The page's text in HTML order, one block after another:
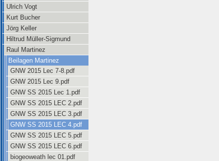
Ulrich Vogt
Kurt Bucher
Jörg Keller
Hiltrud Müller-Sigmund
Raul Martinez
Beilagen Martinez
GNW 2015 Lec 7-8.pdf
GNW 2015 Lec 9.pdf
GNW SS 2015 Lec 1.pdf
GNW SS 2015 LEC 2.pdf
GNW SS 2015 LEC 3.pdf
GNW SS 2015 LEC 4.pdf
GNW SS 2015 LEC 5.pdf
GNW SS 2015 LEC 6.pdf
biogeoweath lec 01.pdf